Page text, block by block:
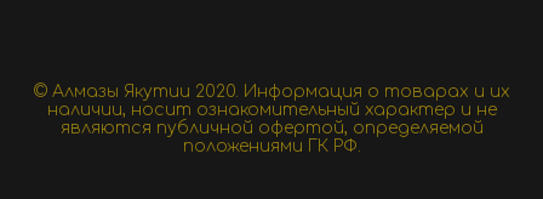
© Алмазы Якутии 2020. Информация о товарах и их
наличии, носит ознакомительный характер и не
являются публичной офертой, определяемой
положениями ГК РФ.